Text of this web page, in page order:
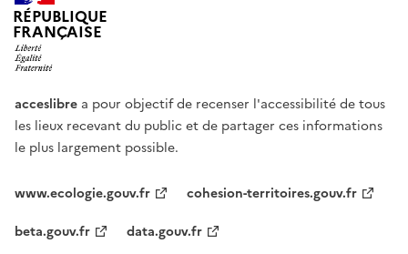
RÉPUBLIQUE
FRANÇAISE
acceslibre a pour objectif de recenser l'accessibilité de tous
les lieux recevant du public et de partager ces informations
le plus largement possible.
www.ecologie.gouv.fr
cohesion-territoires.gouv.fr
beta.gouv.fr
data.gouv.fr